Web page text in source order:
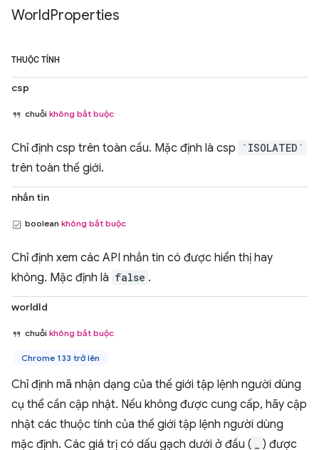
WorldProperties
THUỘC TÍNH
csp
chuỗi không bắt buộc
Chỉ định csp trên toàn cầu. Mặc định là csp `ISOLATED`
trên toàn thế giới.
nhắn tin
boolean không bắt buộc
Chỉ định xem các API nhắn tin có được hiển thị hay
không. Mặc định là false .
worldId
chuỗi không bắt buộc
Chrome 133 trở lên
Chỉ định mã nhận dạng của thế giới tập lệnh người dùng
cụ thể cần cập nhật. Nếu không được cung cấp, hãy cập
nhật các thuộc tính của thế giới tập lệnh người dùng
mặc định. Các giá trị có dấu gạch dưới ở đầu (
) được